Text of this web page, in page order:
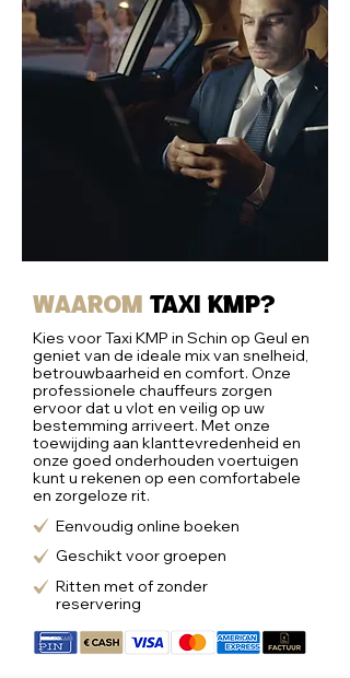
Waarom taxi kmp?
Kies voor Taxi KMP in Schin op Geul en
geniet van de ideale mix van snelheid,
betrouwbaarheid en comfort. Onze
professionele chauffeurs zorgen
ervoor dat u vlot en veilig op uw
bestemming arriveert. Met onze
toewijding aan klanttevredenheid en
onze goed onderhouden voertuigen
kunt u rekenen op een comfortabele
en zorgeloze rit.
Eenvoudig online boeken
Geschikt voor groepen
Ritten met of zonder
reservering